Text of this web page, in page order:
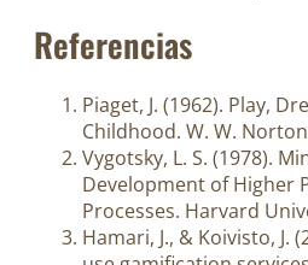
Referencias
Piaget, J. (1962). Play,
Childhood. W. W.
Vygotsky, L. S. (1978).
Development of Higher
Processes. Harvard
Hamari, J., & Koivisto, J.